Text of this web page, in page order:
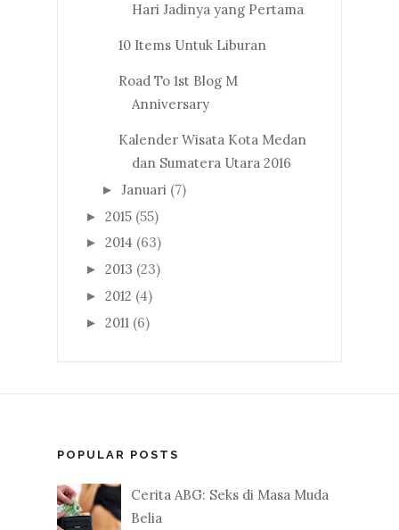
Hari Jadinya yang Pertama
10 Items Untuk Liburan
Road To 1st Blog M
Anniversary
Kalender Wisata Kota Medan
dan Sumatera Utara 2016
► Januari (7)
► 2015 (55)
► 2014 (63)
► 2013 (23)
► 2012 (4)
► 2011 (6)
POPULAR POSTS
Cerita ABG: Seks di Masa Muda
Belia